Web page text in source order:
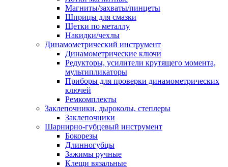
Магниты/захваты/пинцеты
Шприцы для смазки
Щетки по металлу
Накидки/чехлы
Динамометрический инструмент
Динамометрические ключи
Редукторы, усилители крутящего момента,
мультипликаторы
Приборы для проверки динамометрических
ключей
Ремкомплекты
Заклепочники, дыроколы, степлеры
Заклепочники
Шарнирно-губцевый инструмент
Бокорезы
Длинногубцы
Зажимы ручные
Клещи вязальные